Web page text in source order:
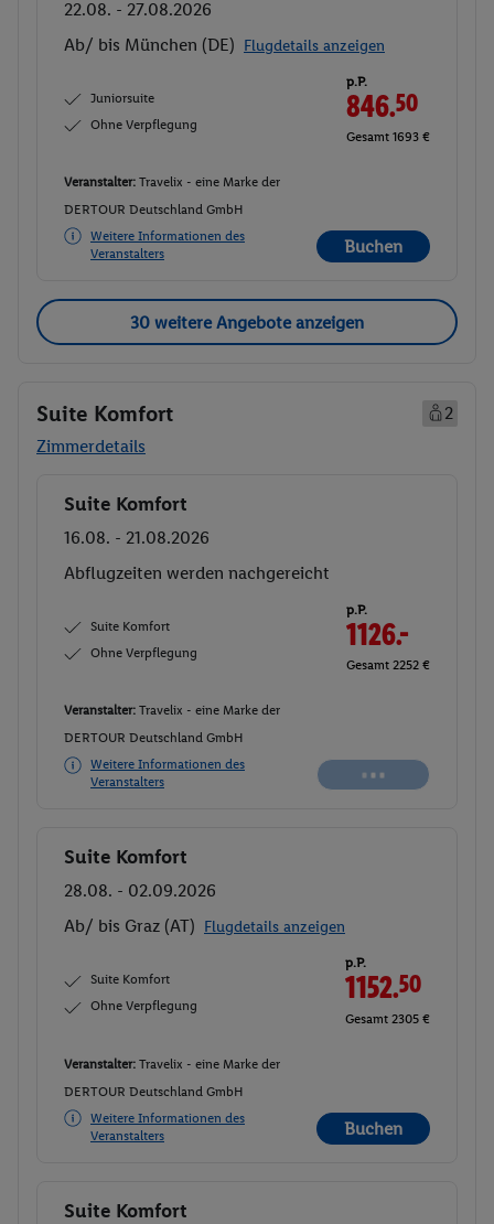
22.08. - 27.08.2026
Ab/ bis München (DE) Flugdetails anzeigen
Juniorsuite
Ohne Verpflegung
p.P.
846.50
Gesamt 1693 €
Veranstalter: Travelix - eine Marke der
DERTOUR Deutschland GmbH
Weitere Informationen des
Veranstalters
Buchen
30 weitere Angebote anzeigen
Suite Komfort
2
Zimmerdetails
Buchen
Suite Komfort
16.08. - 21.08.2026
Abflugzeiten werden nachgereicht
Suite Komfort
Ohne Verpflegung
p.P.
1126.-
Gesamt 2252 €
Veranstalter: Travelix - eine Marke der
DERTOUR Deutschland GmbH
Weitere Informationen des
Veranstalters
Buchen
Suite Komfort
28.08. - 02.09.2026
Ab/ bis Graz (AT) Flugdetails anzeigen
Suite Komfort
Ohne Verpflegung
p.P.
1152.50
Gesamt 2305 €
Veranstalter: Travelix - eine Marke der
DERTOUR Deutschland GmbH
Weitere Informationen des
Veranstalters
Buchen
Buchen
Suite Komfort